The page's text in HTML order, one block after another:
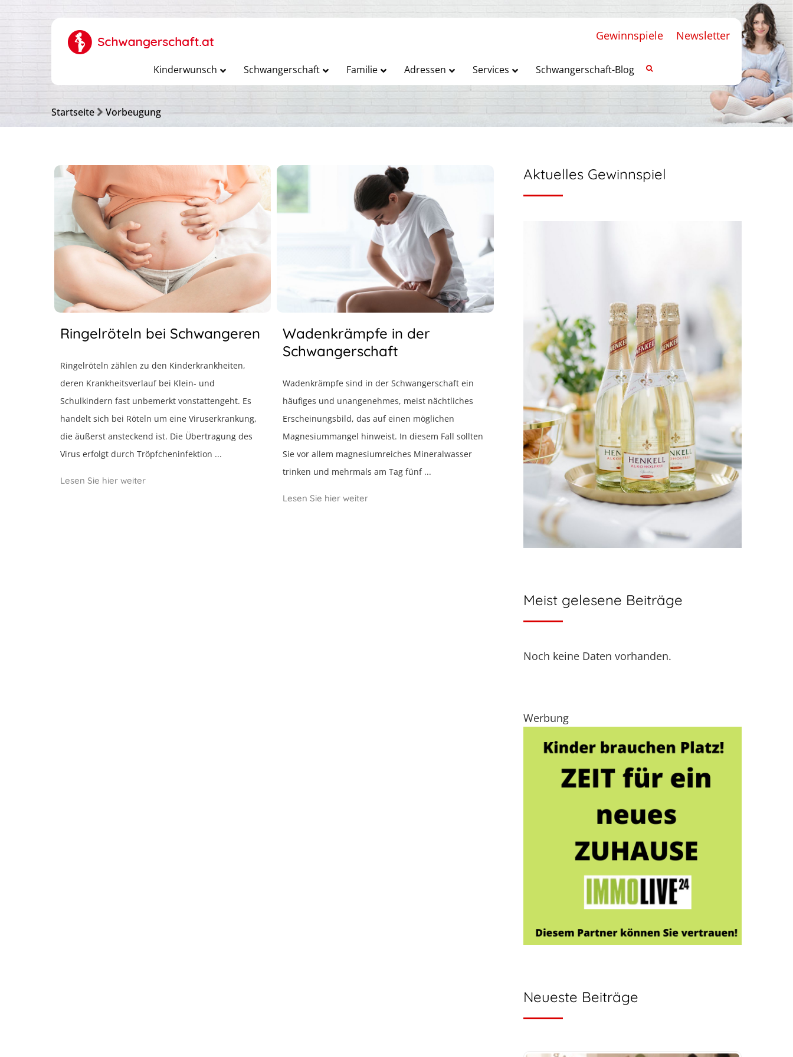
Gewinnspiele Newsletter
Kinderwunsch Schwangerschaft Familie Adressen Services Schwangerschaft-Blog
Startseite Vorbeugung
Ringelröteln bei Schwangeren
Ringelröteln zählen zu den Kinderkrankheiten,
deren Krankheitsverlauf bei Klein- und
Schulkindern fast unbemerkt vonstattengeht. Es
handelt sich bei Röteln um eine Viruserkrankung,
die äußerst ansteckend ist. Die Übertragung des
Virus erfolgt durch Tröpfcheninfektion ...
Lesen Sie hier weiter
Wadenkrämpfe in der
Schwangerschaft
Wadenkrämpfe sind in der Schwangerschaft ein
häufiges und unangenehmes, meist nächtliches
Erscheinungsbild, das auf einen möglichen
Magnesiummangel hinweist. In diesem Fall sollten
Sie vor allem magnesiumreiches Mineralwasser
trinken und mehrmals am Tag fünf ...
Lesen Sie hier weiter
Aktuelles Gewinnspiel
Meist gelesene Beiträge
Noch keine Daten vorhanden.
Werbung
Neueste Beiträge